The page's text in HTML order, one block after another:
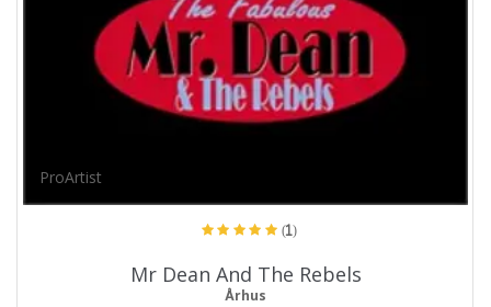
ProArtist
(1)
Mr Dean And The Rebels
Århus